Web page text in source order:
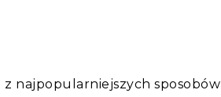
najpopularniejszych sposobów